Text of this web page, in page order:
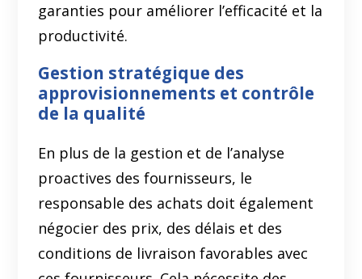
garanties pour améliorer l’efficacité et la
productivité.
Gestion stratégique des
approvisionnements et contrôle
de la qualité
En plus de la gestion et de l’analyse
proactives des fournisseurs, le
responsable des achats doit également
négocier des prix, des délais et des
conditions de livraison favorables avec